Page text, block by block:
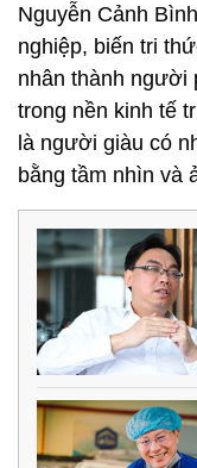
Nguyễn Cảnh
nghiệp, biến tri
nhân thành người
trong nền kinh tế
là người giàu có
bằng tầm nhìn và